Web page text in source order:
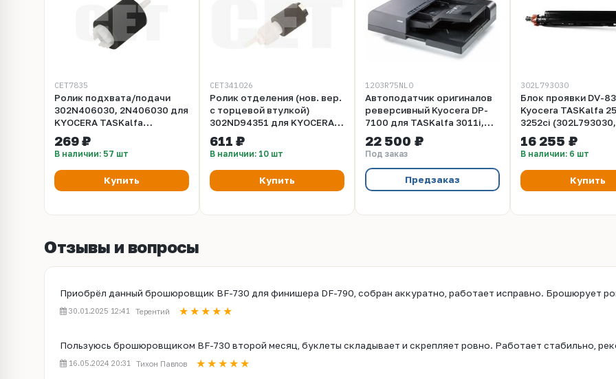
CET7835
Ролик подхвата/подачи
302N406030, 2N406030 для
KYOCERA TASKalfa
6551ci/7551ci/4551ci/5551ci/4501ci/5501ci/4501i/5501i
(CET), CET7835, CET7835R
269 ₽
В наличии: 57 шт
Купить
CET341026
Ролик отделения (нов. вер.
с торцевой втулкой)
302ND94351 для KYOCERA
TASKalfa 4002i/5002i/6002i
(CET), (WW), CET341026
611 ₽
В наличии: 10 шт
Купить
1203R75NL0
Автоподатчик оригиналов
реверсивный Kyocera DP-
7100 для TASKalfa 3011i,
3511i, 4002i, 5002i, 6002i,
2552ci, 3252ci, 4052ci,
5052ci, 6052ci 1203R75NL0
22 500 ₽
Под заказ
Предзаказ
302L793030
Блок проявки DV-
Kyocera TASKalfa
3252ci (302L793030,
302L793031,
302L793033,
16 255 ₽
В наличии: 6 шт
Купить
Отзывы и вопросы
Приобрёл данный брошюровщик BF-730 для финишера DF-790, собран аккуратно, работает исправно. Брошюрует
30.01.2025 12:41 Терентий
Пользуюсь брошюровщиком BF-730 второй месяц, буклеты складывает и скрепляет ровно. Работает стабильно,
16.05.2024 20:31 Тихон Павлов